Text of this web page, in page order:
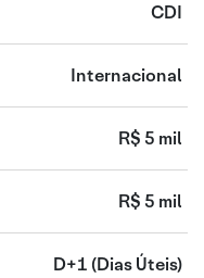
CDI
Internacional
R$ 5 mil
R$ 5 mil
D+1 (Dias Úteis)